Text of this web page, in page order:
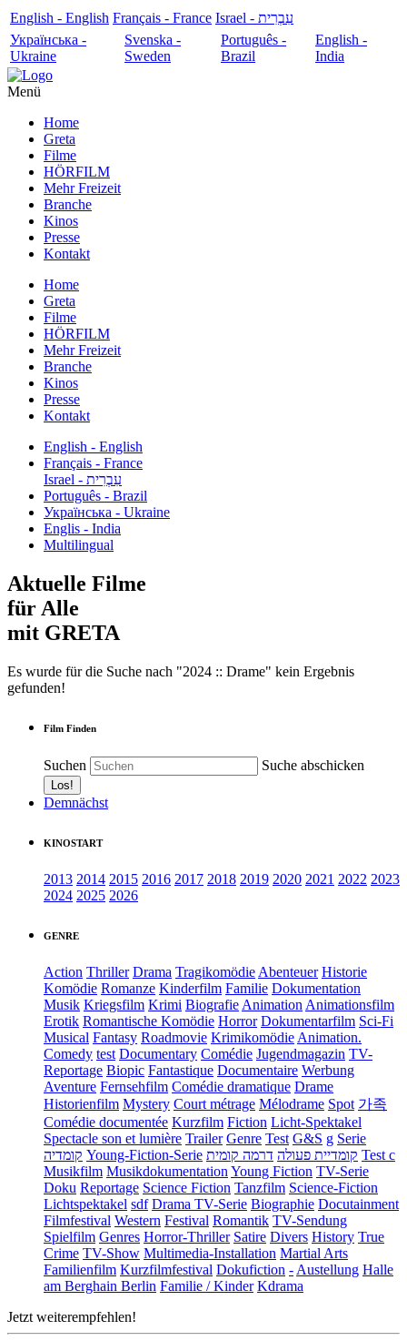
English - English Français - France
עִבְרִית - Israel
Українська -
Ukraine
Svenska -
Sweden
Português -
Brazil
English -
India
Menü
Home
Greta
Filme
HÖRFILM
Mehr Freizeit
Branche
Kinos
Presse
Kontakt
Home
Greta
Filme
HÖRFILM
Mehr Freizeit
Branche
Kinos
Presse
Kontakt
English - English
Français - France
עִבְרִית - Israel
Português - Brazil
Українська - Ukraine
Englis - India
Multilingual
Aktuelle Filme
für Alle
mit GRETA
Es wurde für die Suche nach "2024 :: Drame" kein Ergebnis
gefunden!
Film Finden
Suchen Suche abschicken
Demnächst
KINOSTART
2013 2014 2015 2016 2017 2018 2019 2020 2021 2022 2023
2024 2025 2026
GENRE
Action Thriller Drama Tragikomödie Abenteuer Historie
Komödie Romanze Kinderfilm Familie Dokumentation
Musik Kriegsfilm Krimi Biografie Animation Animationsfilm
Erotik Romantische Komödie Horror Dokumentarfilm Sci-Fi
Musical Fantasy Roadmovie Krimikomödie Animation.
Comedy test Documentary Comédie Jugendmagazin TV-
Reportage Biopic Fantastique Documentaire Werbung
Aventure Fernsehfilm Comédie dramatique Drame
Historienfilm Mystery Court métrage Mélodrame Spot 가족
Comédie documentée Kurzfilm Fiction Licht-Spektakel
Spectacle son et lumière Trailer Genre Test G&S g Serie
קומדיה Young-Fiction-Serie קומדיית פעולה דרמה קומית
Test c
Musikfilm Musikdokumentation Young Fiction TV-Serie
Doku Reportage Science Fiction Tanzfilm Science-Fiction
Lichtspektakel sdf Drama TV-Serie Biographie Docutainment
Filmfestival Western Festival Romantik TV-Sendung
Spielfilm Genres Horror-Thriller Satire Divers History True
Crime TV-Show Multimedia-Installation Martial Arts
Familienfilm Kurzfilmfestival Dokufiction - Austellung Halle
am Berghain Berlin Familie / Kinder Kdrama
Jetzt weiterempfehlen!